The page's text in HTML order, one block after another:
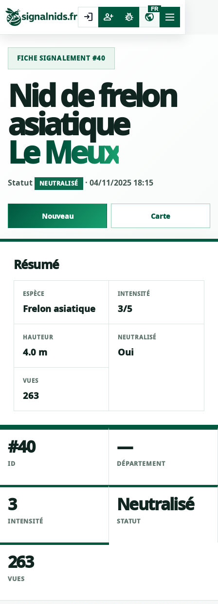
login person_add pest_control public
FR
FICHE SIGNALEMENT #40
Nid de frelon
asiatique
Le Meux
Statut NEUTRALISÉ · 04/11/2025 18:15
Nouveau Carte
Résumé
ESPÈCE
Frelon asiatique
INTENSITÉ
3/5
HAUTEUR
4.0 m
NEUTRALISÉ
Oui
VUES
263
#40
ID
—
DÉPARTEMENT
3
INTENSITÉ
Neutralisé
STATUT
263
VUES